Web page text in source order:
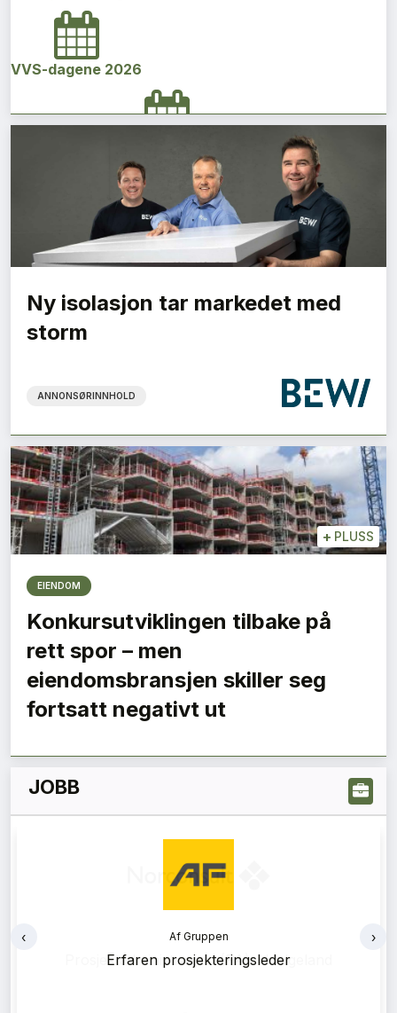
VVS-dagene 2026
Norges bygg- og eiendomskonferanse 2026
Vi Bygger Vestland 2026
Byggenæringens Klimakonferanse 2026
Ny isolasjon tar markedet med
storm
ANNONSØRINNHOLD
+ PLUSS
EIENDOM
Konkursutviklingen tilbake på
rett spor – men
eiendomsbransjen skiller seg
fortsatt negativt ut
JOBB
Af Gruppen
Erfaren prosjekteringsleder
‹ ›